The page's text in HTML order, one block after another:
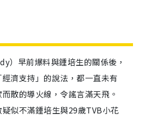
）早前爆料與鍾培生的關係後，
濟支持」的說法，都一直未有
散的導火線，令謠言滿天飛。
似不滿鍾培生與29歲TVB小花